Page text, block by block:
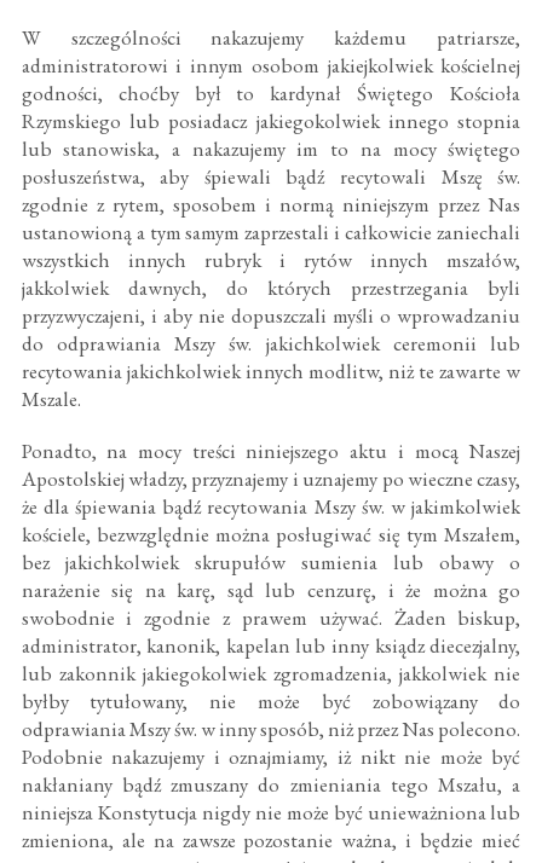
W szczególności nakazujemy każdemu patriarsze,
administratorowi i innym osobom jakiejkolwiek kościelnej
godności, choćby był to kardynał Świętego Kościoła
Rzymskiego lub posiadacz jakiegokolwiek innego stopnia
lub stanowiska, a nakazujemy im to na mocy świętego
posłuszeństwa, aby śpiewali bądź recytowali Mszę św.
zgodnie z rytem, sposobem i normą niniejszym przez Nas
ustanowioną a tym samym zaprzestali i całkowicie zaniechali
wszystkich innych rubryk i rytów innych mszałów,
jakkolwiek dawnych, do których przestrzegania byli
przyzwyczajeni, i aby nie dopuszczali myśli o wprowadzaniu
do odprawiania Mszy św. jakichkolwiek ceremonii lub
recytowania jakichkolwiek innych modlitw, niż te zawarte w
Mszale.
Ponadto, na mocy treści niniejszego aktu i mocą Naszej
Apostolskiej władzy, przyznajemy i uznajemy po wieczne czasy,
że dla śpiewania bądź recytowania Mszy św. w jakimkolwiek
kościele, bezwzględnie można posługiwać się tym Mszałem,
bez jakichkolwiek skrupułów sumienia lub obawy o
narażenie się na karę, sąd lub cenzurę, i że można go
swobodnie i zgodnie z prawem używać. Żaden biskup,
administrator, kanonik, kapelan lub inny ksiądz diecezjalny,
lub zakonnik jakiegokolwiek zgromadzenia, jakkolwiek nie
byłby tytułowany, nie może być zobowiązany do
odprawiania Mszy św. w inny sposób, niż przez Nas polecono.
Podobnie nakazujemy i oznajmiamy, iż nikt nie może być
nakłaniany bądź zmuszany do zmieniania tego Mszału, a
niniejsza Konstytucja nigdy nie może być unieważniona lub
zmieniona, ale na zawsze pozostanie ważna, i będzie mieć